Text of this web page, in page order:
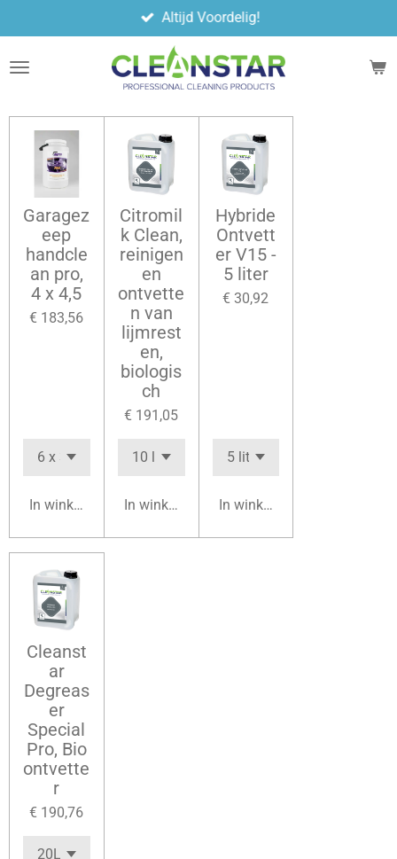
direct
naar
Altijd Voordelig!
Garagez
eep
handcle
an pro,
4 x 4,5
€ 183,56
In winkelwagen
Citromil
k Clean,
reinigen
en
ontvette
n van
lijmrest
en,
biologis
ch
€ 191,05
In winkelwagen
Hybride
Ontvett
er V15 -
5 liter
€ 30,92
In winkelwagen
Cleanst
ar
Degreas
er
Special
Pro, Bio
ontvette
r
€ 190,76